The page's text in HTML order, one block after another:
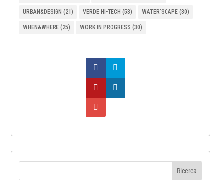
URBAN&DESIGN (21) VERDE HI-TECH (53) WATER’SCAPE (30)
WHEN&WHERE (25) WORK IN PROGRESS (30)